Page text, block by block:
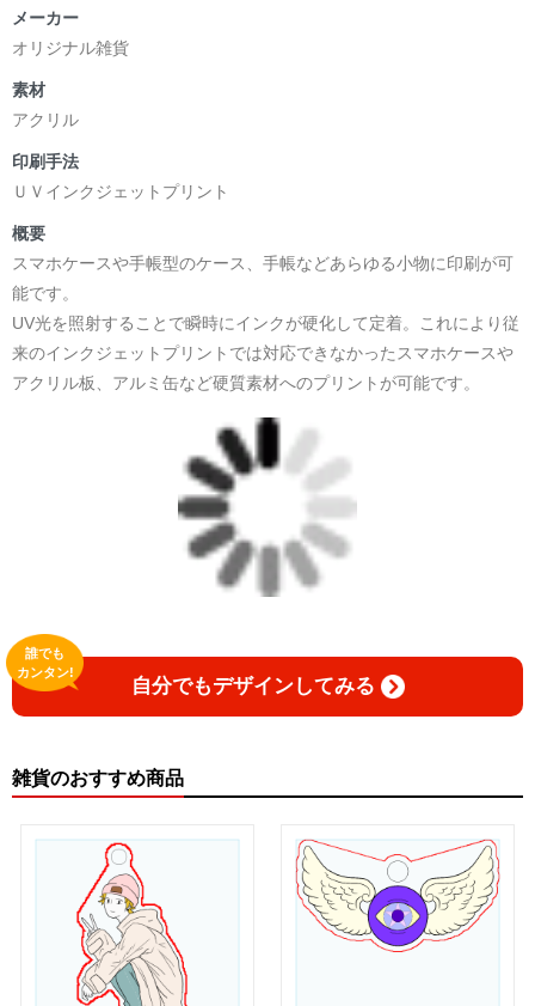
メーカー
オリジナル雑貨
素材
アクリル
印刷手法
ＵＶインクジェットプリント
概要
スマホケースや手帳型のケース、手帳などあらゆる小物に印刷が可
能です。
UV光を照射することで瞬時にインクが硬化して定着。これにより従
来のインクジェットプリントでは対応できなかったスマホケースや
アクリル板、アルミ缶など硬質素材へのプリントが可能です。
自分でもデザインしてみる
誰でも
カンタン!
雑貨のおすすめ商品